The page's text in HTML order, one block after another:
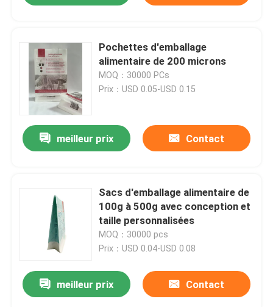
Pochettes d'emballage
alimentaire de 200 microns
MOQ：30000 PCs
Prix：USD 0.05-USD 0.15
meilleur prix Contact
Sacs d'emballage alimentaire de
100g à 500g avec conception et
taille personnalisées
MOQ：30000 pcs
Prix：USD 0.04-USD 0.08
meilleur prix Contact